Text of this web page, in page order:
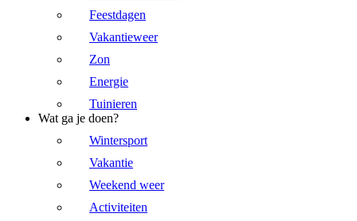
Feestdagen
Vakantieweer
Zon
Energie
Tuinieren
Wat ga je doen?
Wintersport
Vakantie
Weekend weer
Activiteiten